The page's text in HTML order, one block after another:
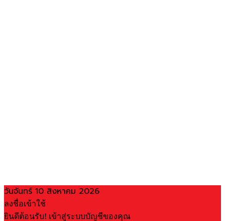
วันจันทร์ 10 สิงหาคม 2026
ลงชื่อเข้าใช้
ยินดีต้อนรับ! เข้าสู่ระบบบัญชีของคุณ